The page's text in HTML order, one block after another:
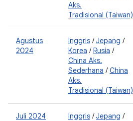
Aks.
Tradisional (Taiwan)
Agustus
2024
Inggris /Jepang /
Korea /Rusia /
China Aks.
Sederhana /China
Aks.
Tradisional (Taiwan)
Juli 2024 Inggris /Jepang /